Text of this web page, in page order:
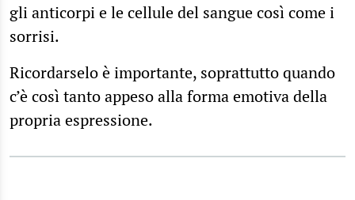
gli anticorpi e le cellule del sangue così come i
sorrisi.
Ricordarselo è importante, soprattutto quando
c’è così tanto appeso alla forma emotiva della
propria espressione.